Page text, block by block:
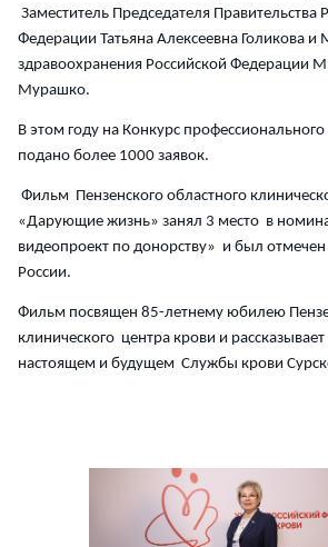
Заместитель Председателя Правительства
Федерации Татьяна Алексеевна Голикова и
здравоохранения Российской Федерации
Мурашко.
В этом году на Конкурс
подано более 1000 заявок.
Фильм Пензенского областного
«Дарующие жизнь» занял 3 место в
видеопроект по донорству» и был
России.
Фильм посвящен 85-летнему юбилею
клинического центра крови и
настоящем и будущем Службы крови